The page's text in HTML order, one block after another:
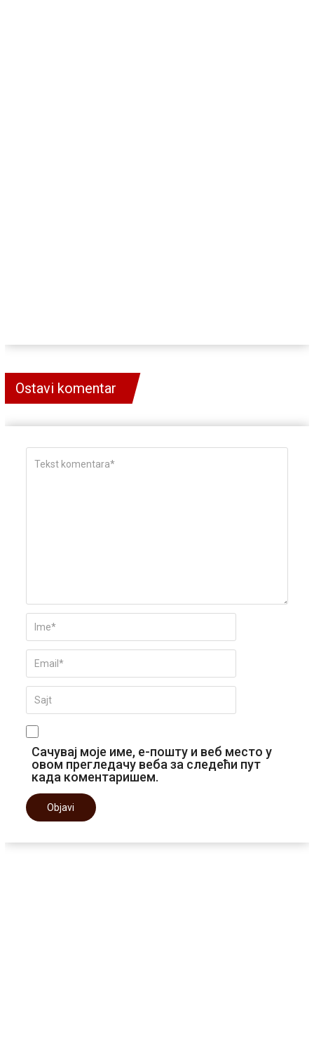
Ostavi komentar
Сачувај моје име, е-пошту и веб место у
овом прегледачу веба за следећи пут
када коментаришем.